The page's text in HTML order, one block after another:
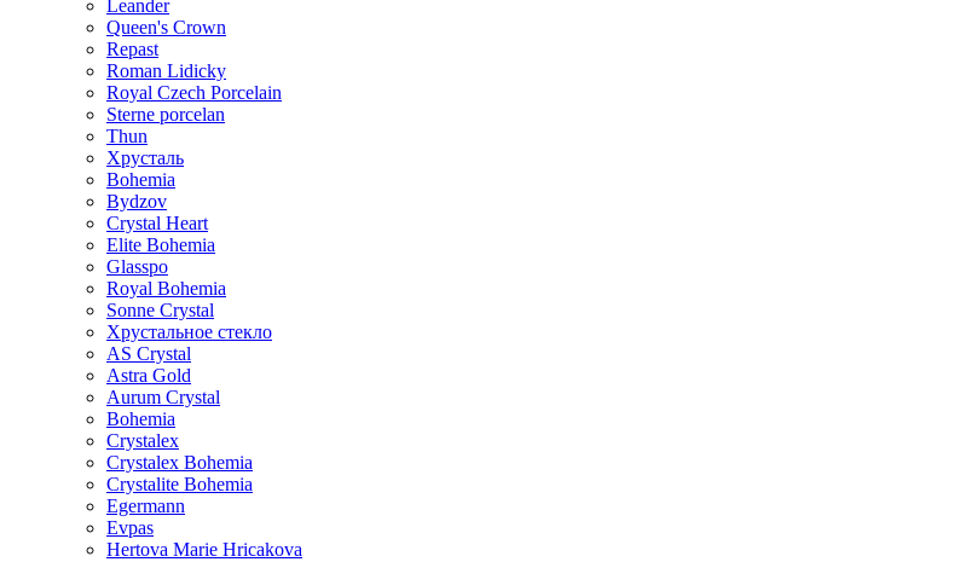
Leander
Queen's Crown
Repast
Roman Lidicky
Royal Czech Porcelain
Sterne porcelan
Thun
Хрусталь
Bohemia
Bydzov
Crystal Heart
Elite Bohemia
Glasspo
Royal Bohemia
Sonne Crystal
Хрустальное стекло
AS Crystal
Astra Gold
Aurum Crystal
Bohemia
Crystalex
Crystalex Bohemia
Crystalite Bohemia
Egermann
Evpas
Hertova Marie Hricakova